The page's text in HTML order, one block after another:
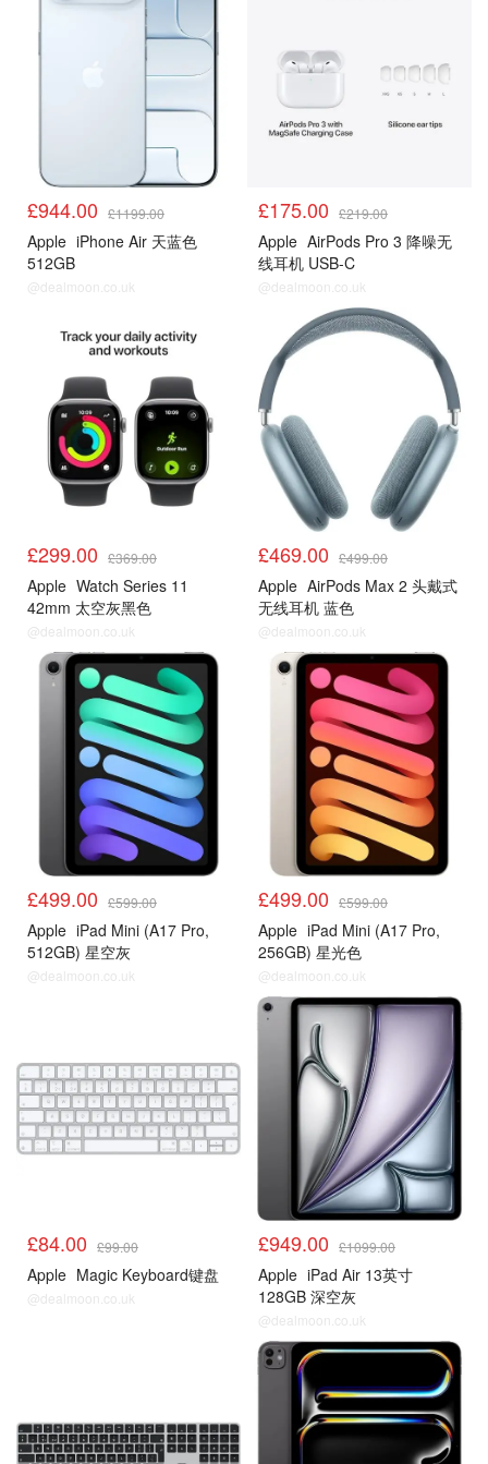
£944.00 £1199.00
Apple iPhone Air 天蓝色
512GB
@dealmoon.co.uk
£175.00 £219.00
Apple AirPods Pro 3 降噪无
线耳机 USB-C
@dealmoon.co.uk
£299.00 £369.00
Apple Watch Series 11
42mm 太空灰黑色
@dealmoon.co.uk
£469.00 £499.00
Apple AirPods Max 2 头戴式
无线耳机 蓝色
@dealmoon.co.uk
£499.00 £599.00
Apple iPad Mini (A17 Pro,
512GB) 星空灰
@dealmoon.co.uk
£499.00 £599.00
Apple iPad Mini (A17 Pro,
256GB) 星光色
@dealmoon.co.uk
£84.00 £99.00
Apple Magic Keyboard键盘
@dealmoon.co.uk
£949.00 £1099.00
Apple iPad Air 13英寸
128GB 深空灰
@dealmoon.co.uk